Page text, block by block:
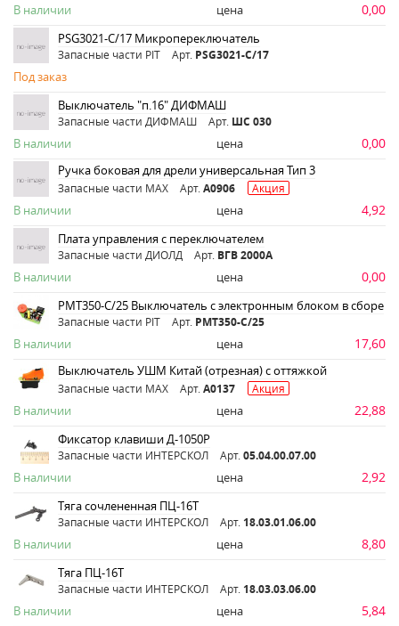
В наличии цена 0,00
PSG3021-C/17 Микропереключатель
Запасные части PIT Арт. PSG3021-C/17
Под заказ
Выключатель "п.16" ДИФМАШ
Запасные части ДИФМАШ Арт. ШС 030
В наличии цена 0,00
Ручка боковая для дрели универсальная Тип 3
Запасные части MAX Арт. A0906 Акция
В наличии цена 4,92
Плата управления с переключателем
Запасные части ДИОЛД Арт. ВГВ 2000А
В наличии цена 0,00
PMT350-C/25 Выключатель с электронным блоком в сборе
Запасные части PIT Арт. PMT350-C/25
В наличии цена 17,60
Выключатель УШМ Китай (отрезная) с оттяжкой
Запасные части MAX Арт. A0137 Акция
В наличии цена 22,88
Фиксатор клавиши Д-1050Р
Запасные части ИНТЕРСКОЛ Арт. 05.04.00.07.00
В наличии цена 2,92
Тяга сочлененная ПЦ-16Т
Запасные части ИНТЕРСКОЛ Арт. 18.03.01.06.00
В наличии цена 8,80
Тяга ПЦ-16Т
Запасные части ИНТЕРСКОЛ Арт. 18.03.03.06.00
В наличии цена 5,84